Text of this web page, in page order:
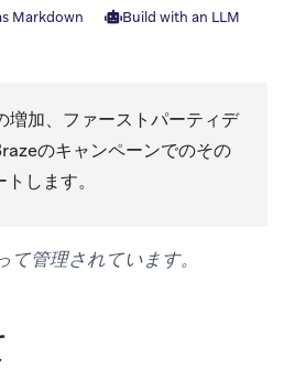
Markdown
Build with an LLM
tab)
増加、ファーストパーティデ
のキャンペーンでのその
します。
管理されています。